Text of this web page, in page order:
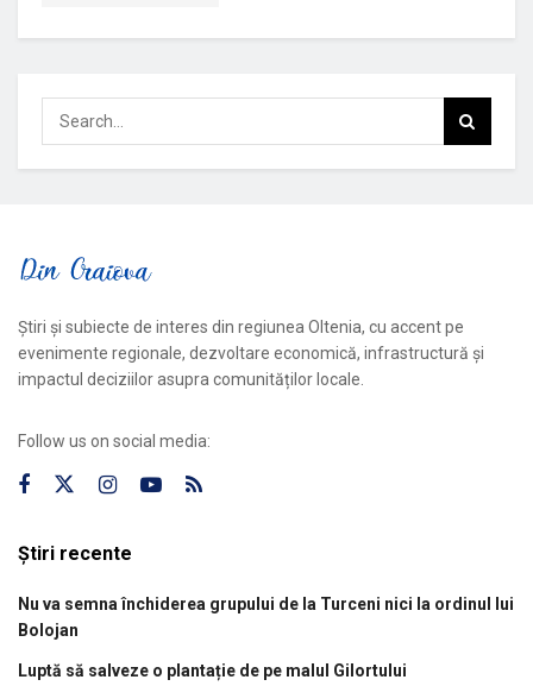
Știri și subiecte de interes din regiunea Oltenia, cu accent pe
evenimente regionale, dezvoltare economică, infrastructură și
impactul deciziilor asupra comunităților locale.
Follow us on social media:
Știri recente
Nu va semna închiderea grupului de la Turceni nici la ordinul lui
Bolojan
Luptă să salveze o plantație de pe malul Gilortului